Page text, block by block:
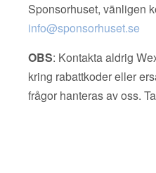
Sponsorhuset, vänligen
info@sponsorhuset.se
OBS: Kontakta aldrig
kring rabattkoder eller
frågor hanteras av oss.